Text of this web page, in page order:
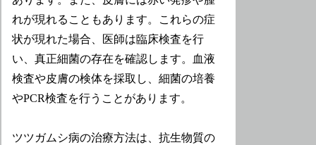
れが現れることもあります。これらの症
状が現れた場合、医師は臨床検査を行
い、真正細菌の存在を確認します。血液
検査や皮膚の検体を採取し、細菌の培養
やPCR検査を行うことがあります。
ツツガムシ病の治療方法は、抗生物質の